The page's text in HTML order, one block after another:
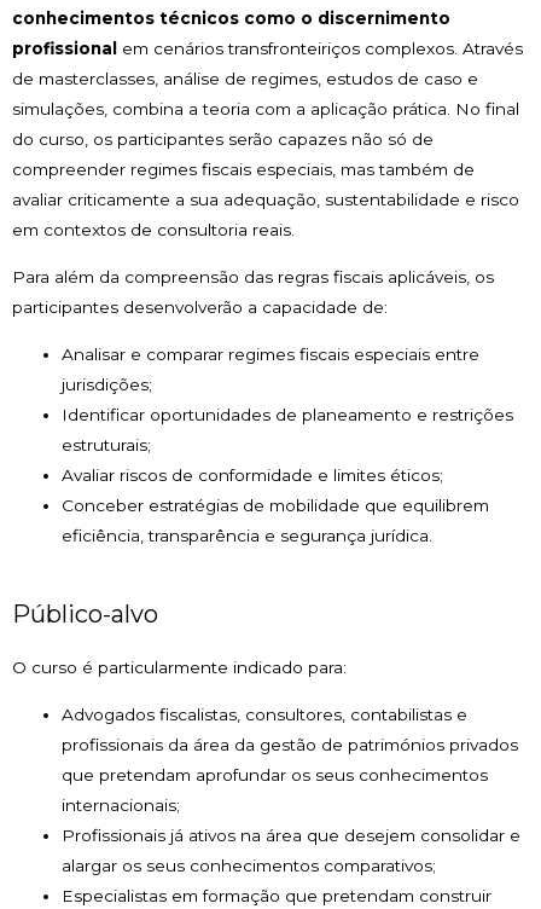
conhecimentos técnicos como o discernimento
profissional
em cenários transfronteiriços complexos. Através
de masterclasses, análise de regimes, estudos de caso e
simulações, combina a teoria com a aplicação prática. No final
do curso, os participantes serão capazes não só de
compreender regimes fiscais especiais, mas também de
avaliar criticamente a sua adequação, sustentabilidade e risco
em contextos de consultoria reais.
Para além da compreensão das regras fiscais aplicáveis, os
participantes desenvolverão a capacidade de:
Analisar e comparar regimes fiscais especiais entre
jurisdições;
Identificar oportunidades de planeamento e restrições
estruturais;
Avaliar riscos de conformidade e limites éticos;
Conceber estratégias de mobilidade que equilibrem
eficiência, transparência e segurança jurídica.
Público-alvo
O curso é particularmente indicado para:
Advogados fiscalistas, consultores, contabilistas e
profissionais da área da gestão de patrimónios privados
que pretendam aprofundar os seus conhecimentos
internacionais;
Profissionais já ativos na área que desejem consolidar e
alargar os seus conhecimentos comparativos;
Especialistas em formação que pretendam construir